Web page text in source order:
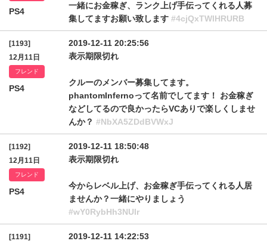
PS4
一緒にお金稼ぎ、ランク上げ手伝ってくれる人募
集してますお願い致します #4cjQxTWlHRURB
[1193]
12月11日
フレンド
PS4
2019-12-11 20:25:56
表示期限切れ
クルーのメンバー募集してます。
phantomInfernoって名前でしてます！ お金稼ぎ
などしてるので良かったらVCありで楽しくしませ
んか？ #NbXA5ZDdBVWxJ
[1192]
12月11日
フレンド
PS4
2019-12-11 18:50:48
表示期限切れ
今からレベル上げ、お金稼ぎ手伝ってくれる人居
ませんか？一緒にやりましょう
#wY0RybHh3NUlr
[1191]
2019-12-11 14:22:53